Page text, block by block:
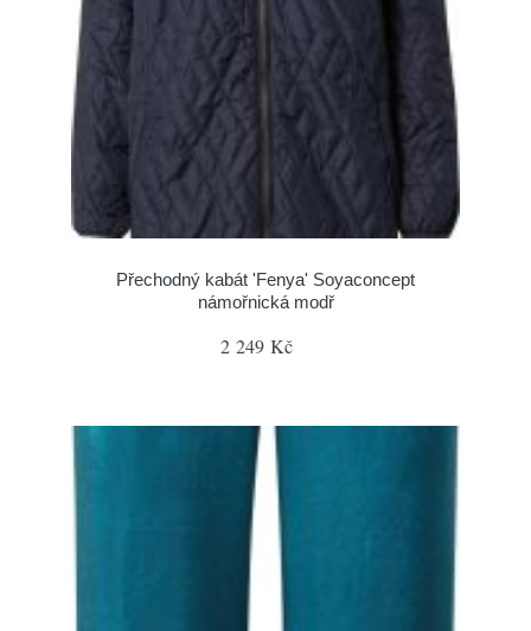
Přechodný kabát 'Fenya' Soyaconcept
námořnická modř
2 249 Kč